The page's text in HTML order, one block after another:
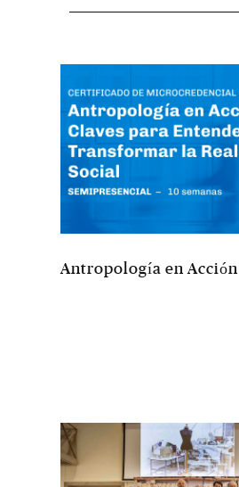
Antropología en Acción